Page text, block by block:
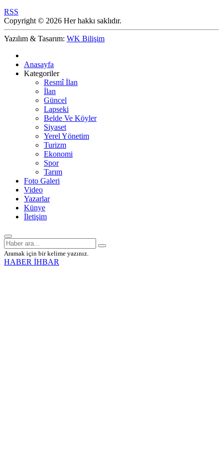
RSS
Copyright © 2026 Her hakkı saklıdır.
Yazılım & Tasarım: WK Bilişim
Anasayfa
Kategoriler
Resmî İlan
İlan
Güncel
Lapseki
Belde Ve Köyler
Siyaset
Yerel Yönetim
Turizm
Ekonomi
Spor
Tarım
Foto Galeri
Video
Yazarlar
Künye
İletişim
Aramak için bir kelime yazınız.
HABER İHBAR